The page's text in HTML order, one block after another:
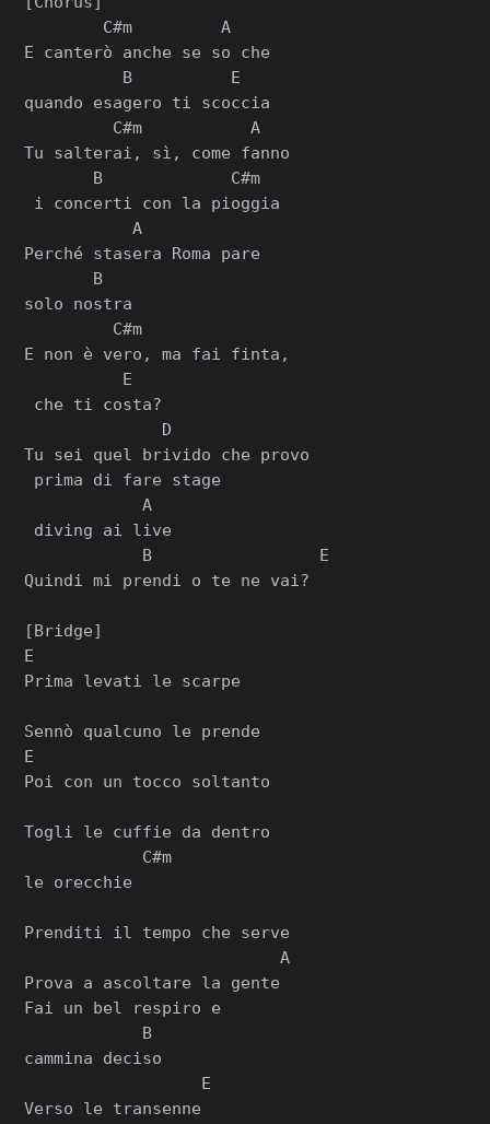
        C#m         A
E canterò anche se so che
          B          E
quando esagero ti scoccia
         C#m           A
Tu salterai, sì, come fanno
       B             C#m
i concerti con la pioggia
           A
Perché stasera Roma pare
       B
solo nostra
         C#m
E non è vero, ma fai finta,
          E
che ti costa?
              D
Tu sei quel brivido che provo
prima di fare stage
            A
diving ai live
            B                 E
Quindi mi prendi o te ne vai?
[Bridge]
E
Prima levati le scarpe
Sennò qualcuno le prende
E
Poi con un tocco soltanto
Togli le cuffie da dentro
            C#m
le orecchie
Prenditi il tempo che serve
                          A
Prova a ascoltare la gente
Fai un bel respiro e
            B
cammina deciso
                  E
Verso le transenne